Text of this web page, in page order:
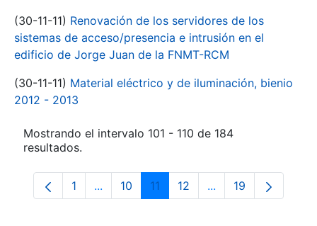
(30-11-11) Renovación de los servidores de los
sistemas de acceso/presencia e intrusión en el
edificio de Jorge Juan de la FNMT-RCM
(30-11-11) Material eléctrico y de iluminación, bienio
2012 - 2013
Mostrando el intervalo 101 - 110 de 184
resultados.
Página
1 ...Páginas intermedias Use TAB para
Página
10 Página
11 Página
12 ...PáginasPágina
19